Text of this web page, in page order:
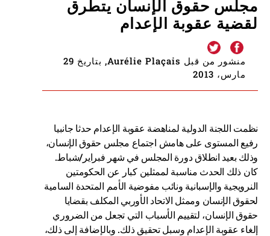
مجلس حقوق الإنسان يتطرق
لقضية عقوبة الإعدام
منشور من قبل Aurélie Plaçais, بتاريخ 29
مارس، 2013
نظمت اللجنة الدولية لمناهضة عقوبة الإعدام حدثا جانبيا
رفيع المستوى على هامش اجتماع مجلس حقوق الإنسان،
وذلك بعيد انطلاق دورة المجلس في شهر فبراير/شباط.
كان ذلك الحدث مناسبة لممثلين كبار عن الحكومتين
النرويجية والإسبانية ونائب مفوضية الأمم المتحدة السامية
لحقوق الإنسان وممثل الاتحاد الأوربي المكلف بقضايا
حقوق الإنسان، لتقييم الأسباب التي تجعل من الضروري
إلغاء عقوبة الإعدام وسبل تحقيق ذلك. وبالإضافة إلى ذلك،